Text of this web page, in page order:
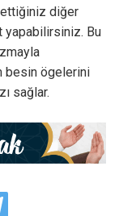
diğer
yapabilirsiniz. Bu
besin ögelerini
sağlar.